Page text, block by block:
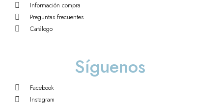
Información compra
Preguntas frecuentes
Catálogo
Síguenos
Facebook
Instagram